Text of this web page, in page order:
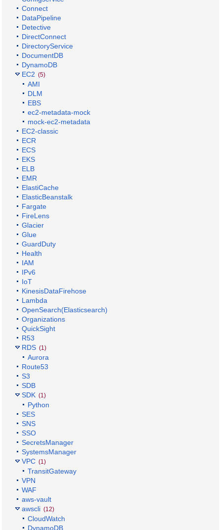
Connect
DataPipeline
Detective
DirectConnect
DirectoryService
DocumentDB
DynamoDB
EC2 (5)
AMI
DLM
EBS
ec2-metadata-mock
mock-ec2-metadata
EC2-classic
ECR
ECS
EKS
ELB
EMR
ElastiCache
ElasticBeanstalk
Fargate
FireLens
Glacier
Glue
GuardDuty
Health
IAM
IPv6
IoT
KinesisDataFirehose
Lambda
OpenSearch(Elasticsearch)
Organizations
QuickSight
R53
RDS (1)
Aurora
Route53
S3
SDB
SDK (1)
Python
SES
SNS
SSO
SecretsManager
SystemsManager
VPC (1)
TransitGateway
VPN
WAF
aws-vault
awscli (12)
CloudWatch
DynamoDB